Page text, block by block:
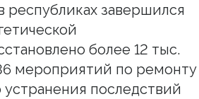
республиках завершился
более 12 тыс.
мероприятий по ремонту
последствий